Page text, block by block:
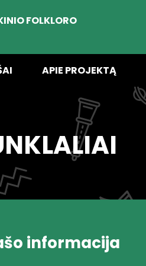
FOLKLORO
APIE PROJEKTĄ
informacija